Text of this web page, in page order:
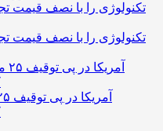
تکنولوژی را با نصف قیمت